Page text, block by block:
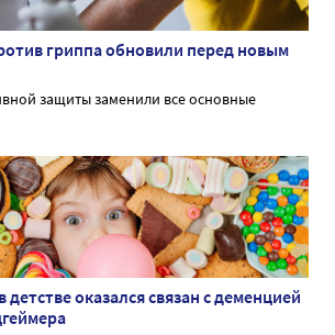
гриппа обновили перед новым
защиты заменили все основные
детстве оказался связан с деменцией